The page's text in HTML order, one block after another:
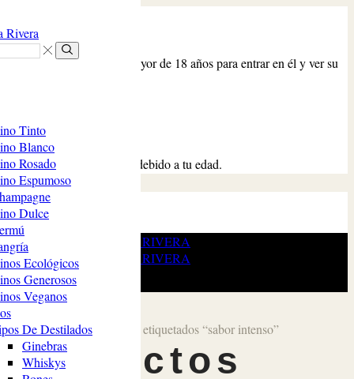
¿Tiene más de 18 años?
Este sitio web exige ser mayor de 18 años para entrar en él y ver su
Acceso prohibido
Tu acceso está restringido debido a tu edad.
677325580
Facebook
Twitter
Búsqueda
Tinto
Blanco
Rosado
Espumoso
Dulce
Ecológicos
Generosos
Veganos
De Destilados
Ginebras
Whiskys
Inicio ComercioProductos etiquetados “sabor intenso”
Productos